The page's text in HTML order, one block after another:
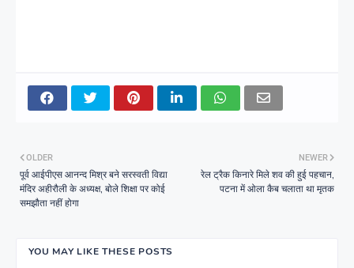
NEWER
रेल ट्रैक किनारे मिले शव की हुई पहचान,
पटना में ओला कैब चलाता था मृतक
OLDER
पूर्व आईपीएस आनन्द मिश्र बने सरस्वती विद्या
मंदिर अहीरौली के अध्यक्ष, बोले शिक्षा पर कोई
समझौता नहीं होगा
YOU MAY LIKE THESE POSTS